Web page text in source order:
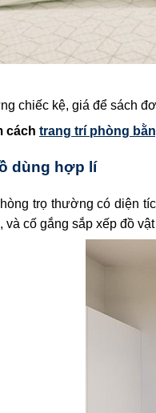
chiếc kệ, giá để sách
cách trang trí phòng
dùng hợp lí
trọ thường có diện
và cố gắng sắp xếp đồ